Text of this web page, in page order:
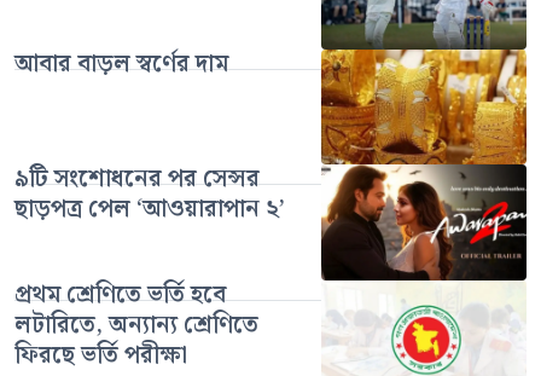
আবার বাড়ল স্বর্ণের দাম
৯টি সংশোধনের পর সেন্সর
ছাড়পত্র পেল ‘আওয়ারাপান ২’
প্রথম শ্রেণিতে ভর্তি হবে
লটারিতে, অন্যান্য শ্রেণিতে
ফিরছে ভর্তি পরীক্ষা